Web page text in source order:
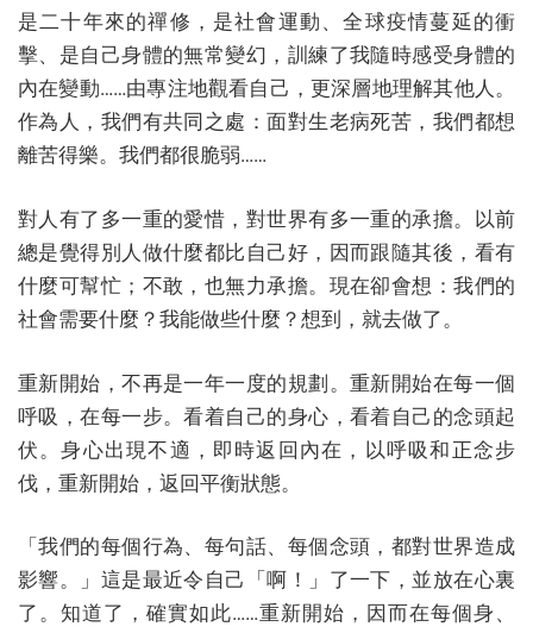
是二十年來的禪修，是社會運動、全球疫情蔓延的衝
擊、是自己身體的無常變幻，訓練了我隨時感受身體的
內在變動……由專注地觀看自己，更深層地理解其他人。
作為人，我們有共同之處：面對生老病死苦，我們都想
離苦得樂。我們都很脆弱……
對人有了多一重的愛惜，對世界有多一重的承擔。以前
總是覺得別人做什麼都比自己好，因而跟隨其後，看有
什麼可幫忙；不敢，也無力承擔。現在卻會想：我們的
社會需要什麼？我能做些什麼？想到，就去做了。
重新開始，不再是一年一度的規劃。重新開始在每一個
呼吸，在每一步。看着自己的身心，看着自己的念頭起
伏。身心出現不適，即時返回內在，以呼吸和正念步
伐，重新開始，返回平衡狀態。
「我們的每個行為、每句話、每個念頭，都對世界造成
影響。」這是最近令自己「啊！」了一下，並放在心裏
了。知道了，確實如此……重新開始，因而在每個身、